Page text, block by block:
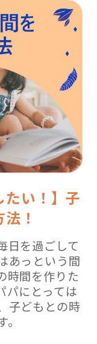
たい！】子
！
日を過ごして
あっという間
時間を作りた
パにとっては
子どもとの時